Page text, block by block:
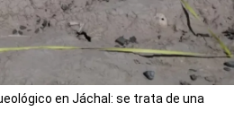
en Jáchal: se trata de una